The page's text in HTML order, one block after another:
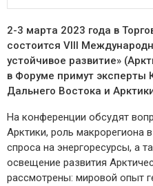
2-3 марта 2023 года в
состоится VIII
устойчивое развитие»
в Форуме примут эксперты
Дальнего Востока и
На конференции обсудят
Арктики, роль макрорегиона
спроса на энергоресурсы, а
освещение развития
рассмотрены: мировой опыт